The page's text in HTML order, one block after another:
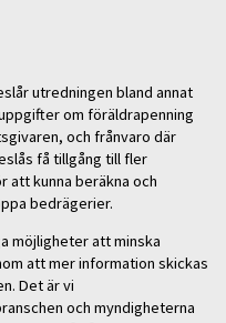
utredningen bland annat
om föräldrapenning
och frånvaro där
få tillgång till fler
att kunna beräkna och
bedrägerier.
möjligheter att minska
att mer information skickas
Det är vi
och myndigheterna